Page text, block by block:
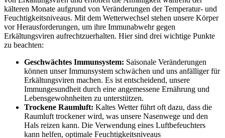
kälteren Monate aufgrund von Veränderungen der Temperatur- und
Feuchtigkeitsniveaus. Mit dem Wetterwechsel stehen unsere Körper
vor Herausforderungen, um ihre Immunabwehr gegen
Erkältungsviren aufrechtzuerhalten. Hier sind drei wichtige Punkte
zu beachten:
Geschwächtes Immunsystem: Saisonale Veränderungen
können unser Immunsystem schwächen und uns anfälliger für
Erkältungsviren machen. Es ist entscheidend, unsere
Immungesundheit durch eine angemessene Ernährung und
Lebensgewohnheiten zu unterstützen.
Trockene Raumluft: Kaltes Wetter führt oft dazu, dass die
Raumluft trockener wird, was unsere Nasenwege und den
Hals reizen kann. Die Verwendung eines Luftbefeuchters
kann helfen, optimale Feuchtigkeitsniveaus